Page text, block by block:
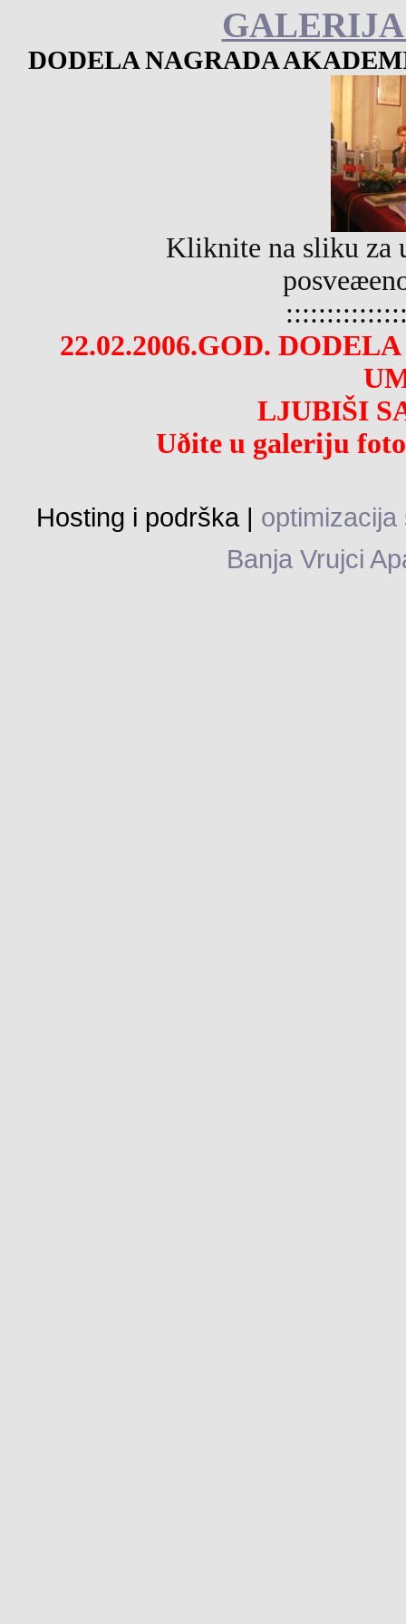
DODELA NAGRADA
Kliknite na sliku za
22.02.2006.GOD.
LJUBIŠI
Uðite u galeriju
Hosting i podrška |
Banja Vrujci